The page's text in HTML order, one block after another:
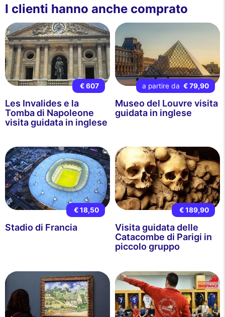
I clienti hanno anche comprato
€ 607
Les Invalides e la
Tomba di Napoleone
visita guidata in inglese
a partire da € 79,90
Museo del Louvre visita
guidata in inglese
€ 18,50
Stadio di Francia
€ 189,90
Visita guidata delle
Catacombe di Parigi in
piccolo gruppo